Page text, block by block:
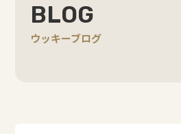
BLOG
ウッキーブログ